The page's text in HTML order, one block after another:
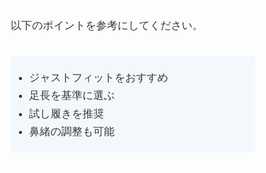
以下のポイントを参考にしてください。
ジャストフィットをおすすめ
足長を基準に選ぶ
試し履きを推奨
鼻緒の調整も可能